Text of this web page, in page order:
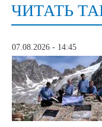
ЧИТАТЬ
07.08.2026 - 14:45